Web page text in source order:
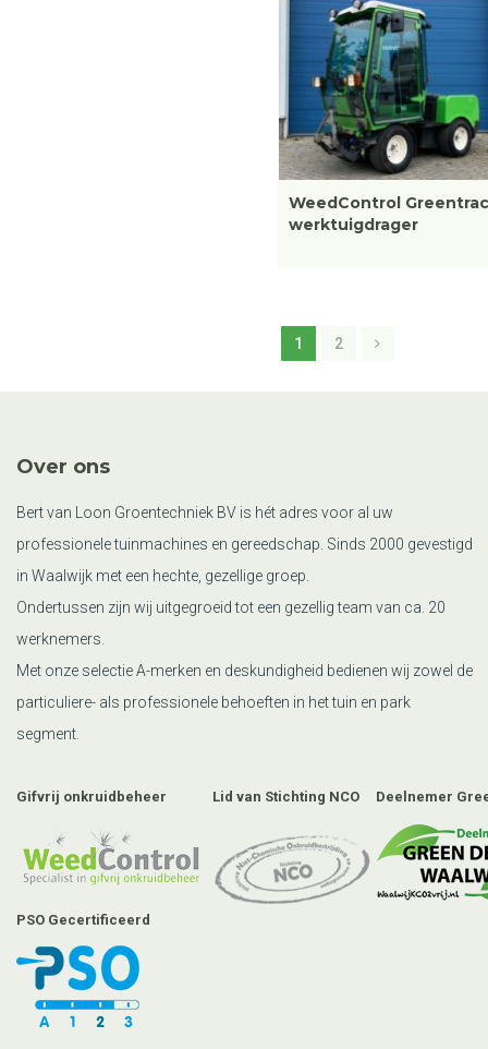
WeedControl Greentrac
werktuigdrager
1 2
Over ons
Bert van Loon Groentechniek BV is hét adres voor al uw
professionele tuinmachines en gereedschap. Sinds 2000 gevestigd
in Waalwijk met een hechte, gezellige groep.
Ondertussen zijn wij uitgegroeid tot een gezellig team van ca. 20
werknemers.
Met onze selectie A-merken en deskundigheid bedienen wij zowel de
particuliere- als professionele behoeften in het tuin en park
segment.
Gifvrij onkruidbeheer Lid van Stichting NCO Deelnemer
PSO Gecertificeerd